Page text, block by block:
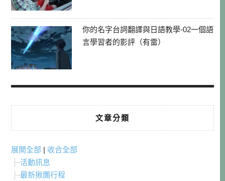
你的名字台詞翻譯與日語教學-02一個語
言學習者的影評（有雷）
文章分類
展開全部 | 收合全部
活動訊息
最新揪團行程